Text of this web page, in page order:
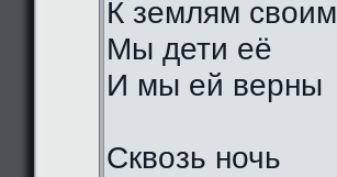
К землям своим
Мы дети её
И мы ей верны
Сквозь ночь